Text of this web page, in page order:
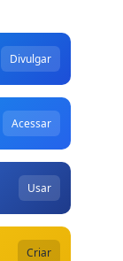
Divulgar
Acessar
Usar
Criar